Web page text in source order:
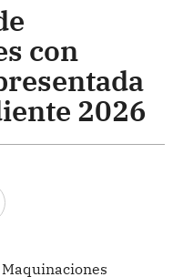
con
2026